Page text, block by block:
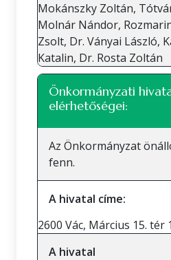
Mokánszky Zoltán,
Molnár Nándor,
Zsolt, Dr. Ványai László,
Katalin, Dr. Rosta Zoltán
Önkormányzati
elérhetőségei:
Az Önkormányzat
fenn.
A hivatal címe:
2600 Vác, Március 15. tér
A hivatal